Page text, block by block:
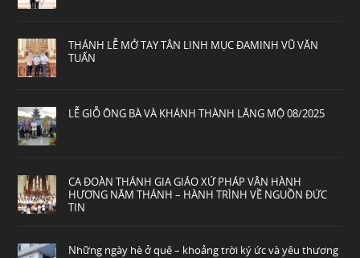
THÁNH LỄ MỞ TAY TÂN LINH MỤC ĐAMINH VŨ VĂN
TUẤN
LỄ GIỖ ÔNG BÀ VÀ KHÁNH THÀNH LĂNG MỘ 08/2025
CA ĐOÀN THÁNH GIA GIÁO XỨ PHÁP VÂN HÀNH
HƯƠNG NĂM THÁNH – HÀNH TRÌNH VỀ NGUỒN ĐỨC
TIN
Những ngày hè ở quê – khoảng trời ký ức và yêu thương